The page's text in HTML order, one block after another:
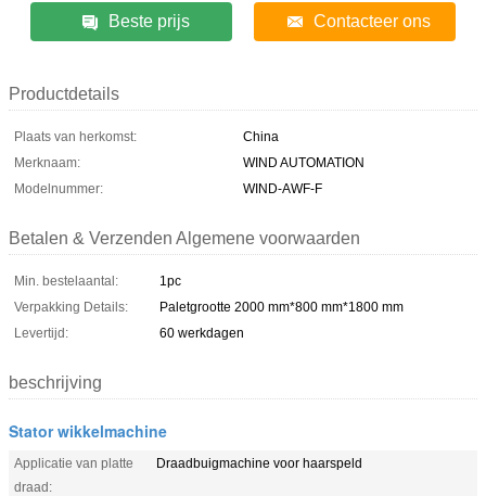
Beste prijs Contacteer ons
Productdetails
Plaats van herkomst:
China
Merknaam:
WIND AUTOMATION
Modelnummer:
WIND-AWF-F
Betalen & Verzenden Algemene voorwaarden
Min. bestelaantal:
1pc
Verpakking Details:
Paletgrootte 2000 mm*800 mm*1800 mm
Levertijd:
60 werkdagen
beschrijving
Stator wikkelmachine
Applicatie van platte
draad:
Draadbuigmachine voor haarspeld